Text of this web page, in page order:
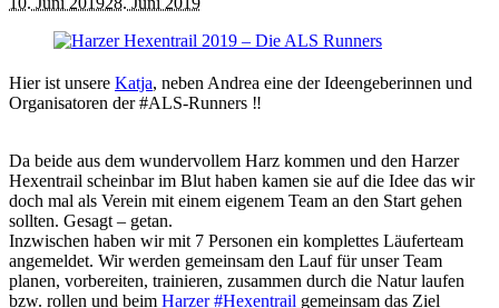
Hier ist unsere Katja, neben Andrea eine der Ideengeberinnen und
Organisatoren der #ALS-Runners ‼️
Da beide aus dem wundervollem Harz kommen und den Harzer
Hexentrail scheinbar im Blut haben kamen sie auf die Idee das wir
doch mal als Verein mit einem eigenem Team an den Start gehen
sollten. Gesagt – getan.
Inzwischen haben wir mit 7 Personen ein komplettes Läuferteam
angemeldet. Wir werden gemeinsam den Lauf für unser Team
planen, vorbereiten, trainieren, zusammen durch die Natur laufen
bzw. rollen und beim Harzer #Hexentrail gemeinsam das Ziel